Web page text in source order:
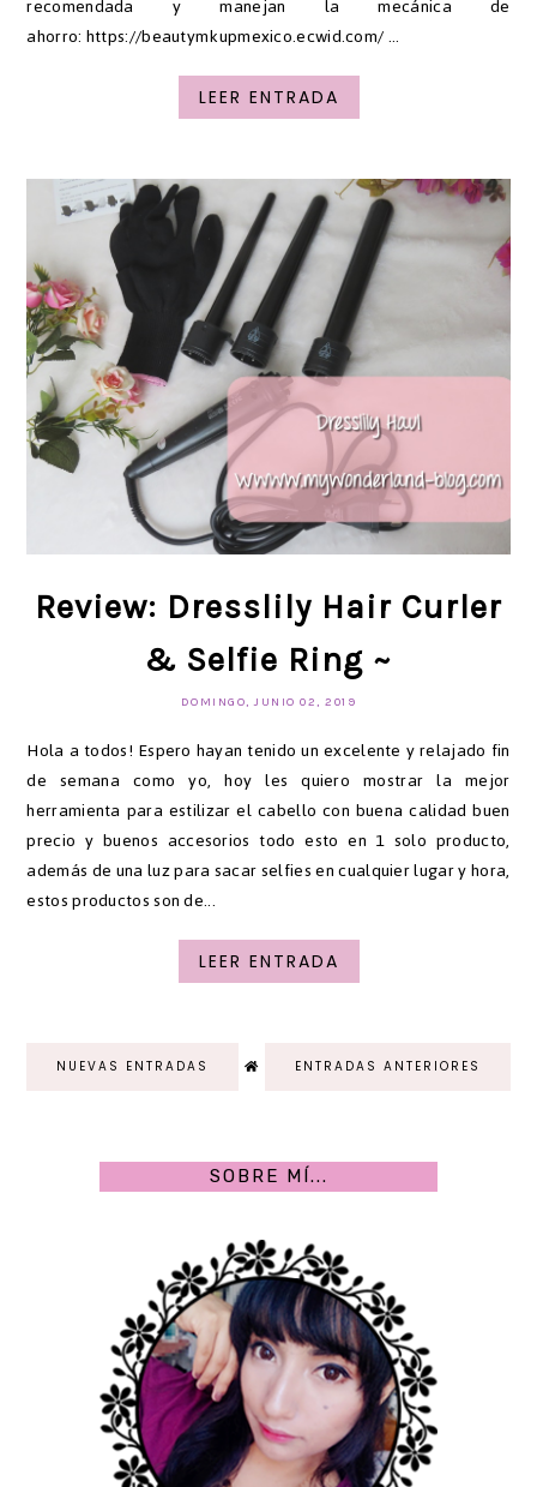
recomendada y manejan la mecánica de
ahorro: https://beautymkupmexico.ecwid.com/ ...
LEER ENTRADA
Review: Dresslily Hair Curler
& Selfie Ring ~
DOMINGO, JUNIO 02, 2019
Hola a todos! Espero hayan tenido un excelente y relajado fin
de semana como yo, hoy les quiero mostrar la mejor
herramienta para estilizar el cabello con buena calidad buen
precio y buenos accesorios todo esto en 1 solo producto,
además de una luz para sacar selfies en cualquier lugar y hora,
estos productos son de...
LEER ENTRADA
NUEVAS ENTRADAS ENTRADAS ANTERIORES
SOBRE MÍ...